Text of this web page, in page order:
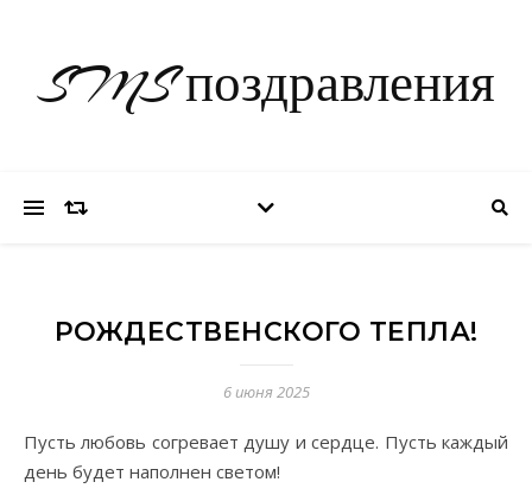
SMS поздравления
РОЖДЕСТВЕНСКОГО ТЕПЛА!
6 июня 2025
Пусть любовь согревает душу и сердце. Пусть каждый
день будет наполнен светом!